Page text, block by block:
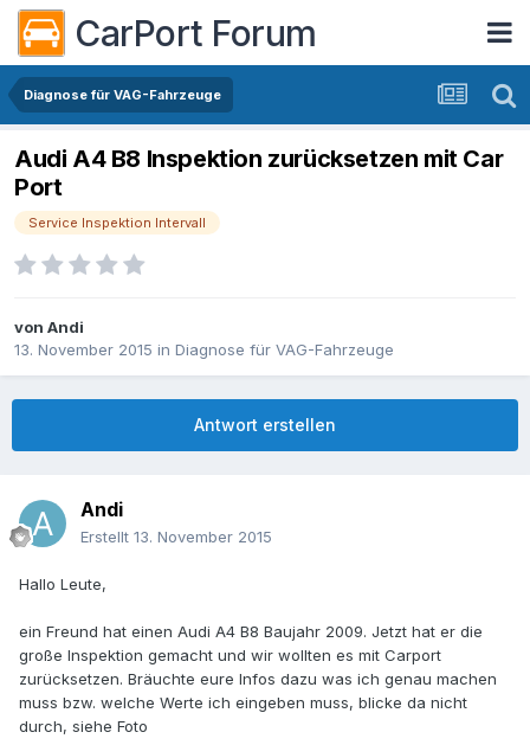
CarPort Forum
Diagnose für VAG-Fahrzeuge
Audi A4 B8 Inspektion zurücksetzen mit Car
Port
Service Inspektion Intervall
von Andi
13. November 2015 in Diagnose für VAG-Fahrzeuge
Antwort erstellen
Andi
Erstellt 13. November 2015
Hallo Leute,
ein Freund hat einen Audi A4 B8 Baujahr 2009. Jetzt hat er die
große Inspektion gemacht und wir wollten es mit Carport
zurücksetzen. Bräuchte eure Infos dazu was ich genau machen
muss bzw. welche Werte ich eingeben muss, blicke da nicht
durch, siehe Foto